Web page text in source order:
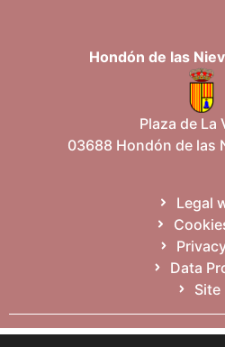
Hondón de las
Plaza de La
03688 Hondón de las
Legal
Data
Site